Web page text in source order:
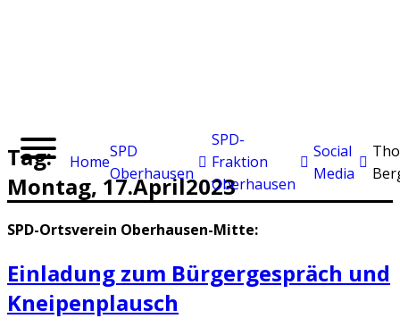
Home
SPD
Oberhausen
SPD-
Fraktion
Oberhausen
Social
Media
Tag:
Montag, 17.April2023
SPD-Ortsverein Oberhausen-Mitte:
Einladung zum Bürgergespräch und
Kneipenplausch